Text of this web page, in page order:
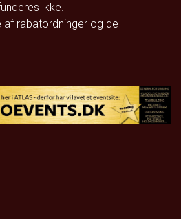
ikke.
af rabatordninger og de